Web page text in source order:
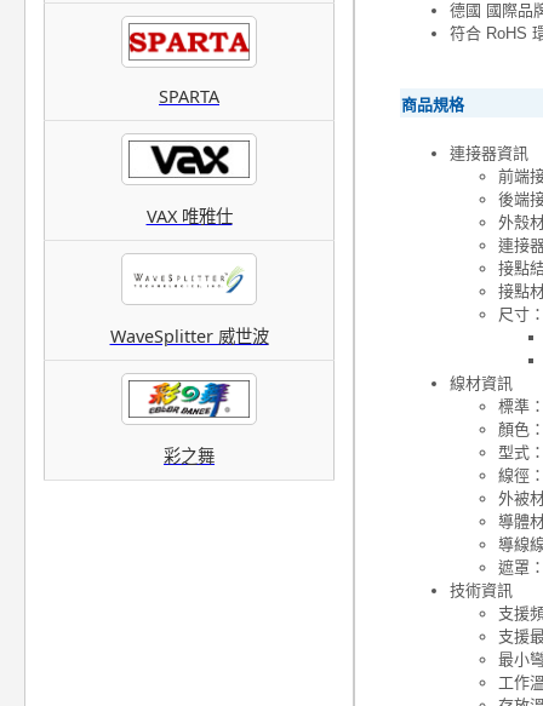
SPARTA
VAX 唯雅仕
WaveSplitter 威世波
彩之舞
德國 國際品
符合 RoHS
商品規格
連接器資訊
前端
後端
外殼
連接
接點
接點
尺寸
線材資訊
標準
顏色
型式
線徑
外被
導體
導線
遮罩
技術資訊
支援
支援
最小
工作